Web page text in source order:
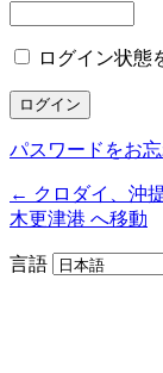
ログイン状態
パスワードをお
← クロダイ、沖
木更津港 へ移動
言語